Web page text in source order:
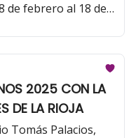
de febrero al 18 de
2025 CON LA
DE LA RIOJA
Tomás Palacios,